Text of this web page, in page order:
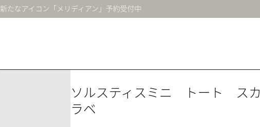
新たなアイコン「メリディアン」予約受付中
ソルスティスミニ トート スカ
ラベ